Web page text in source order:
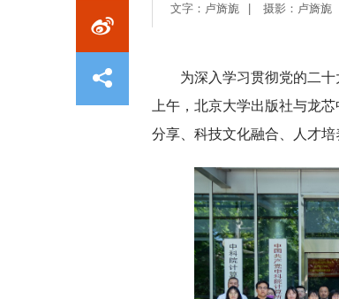
文字：卢旖旎
摄影：卢旖旎
为深入学习贯彻党的二
上午，北京大学出版社与龙
分享、科技文化融合、人才培